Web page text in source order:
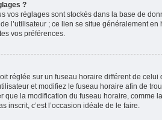
?
vos réglages sont stockés dans la base de
l’utilisateur ; ce lien se situe généralement
vos préférences.
réglée sur un fuseau horaire différent de
et modifiez le fuseau horaire afin de
que la modification du fuseau horaire, comme
inscrit, c’est l’occasion idéale de le faire.